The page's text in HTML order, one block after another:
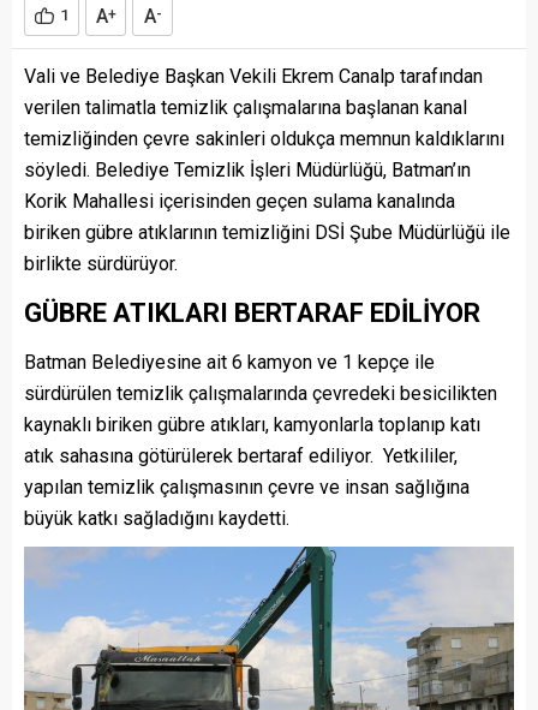
1 A+ A-
Vali ve Belediye Başkan Vekili Ekrem Canalp tarafından
verilen talimatla temizlik çalışmalarına başlanan kanal
temizliğinden çevre sakinleri oldukça memnun kaldıklarını
söyledi. Belediye Temizlik İşleri Müdürlüğü, Batman’ın
Korik Mahallesi içerisinden geçen sulama kanalında
biriken gübre atıklarının temizliğini DSİ Şube Müdürlüğü ile
birlikte sürdürüyor.
GÜBRE ATIKLARI BERTARAF EDİLİYOR
Batman Belediyesine ait 6 kamyon ve 1 kepçe ile
sürdürülen temizlik çalışmalarında çevredeki besicilikten
kaynaklı biriken gübre atıkları, kamyonlarla toplanıp katı
atık sahasına götürülerek bertaraf ediliyor. Yetkililer,
yapılan temizlik çalışmasının çevre ve insan sağlığına
büyük katkı sağladığını kaydetti.